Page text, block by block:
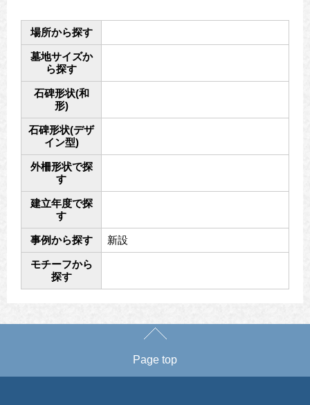
場所から探す
墓地サイズか
ら探す
石碑形状(和
形)
石碑形状(デザ
イン型)
外柵形状で探
す
建立年度で探
す
事例から探す 新設
モチーフから
探す
Page top